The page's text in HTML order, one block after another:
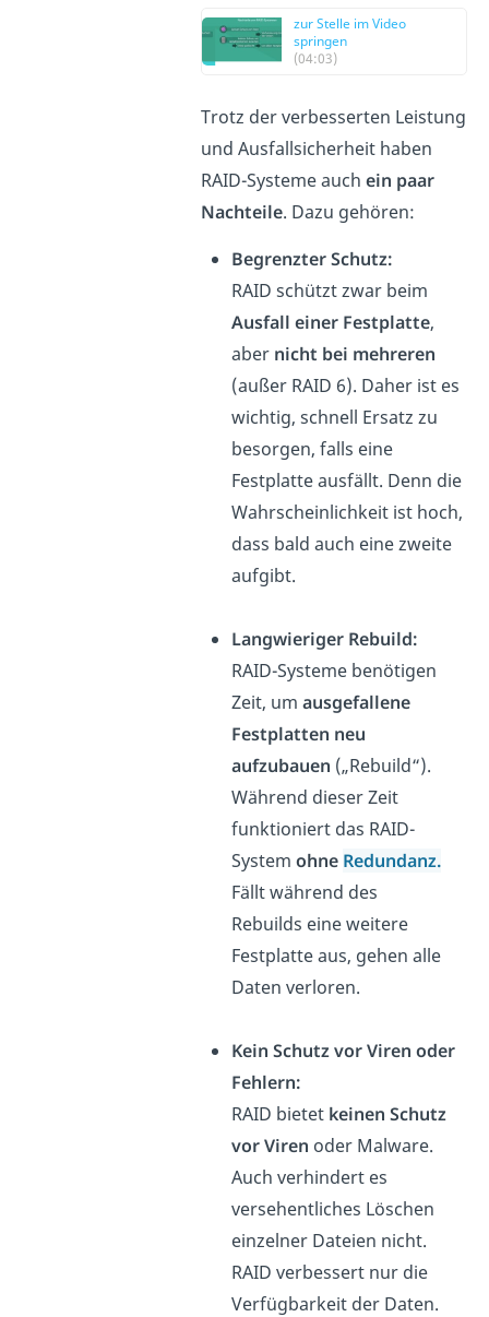
zur Stelle im Video
springen
(04:03)
Trotz der verbesserten Leistung
und Ausfallsicherheit haben
RAID-Systeme auchein paar
Nachteile. Dazu gehören:
Begrenzter Schutz:
RAID schützt zwar beim
Ausfall einer Festplatte,
aber nicht bei mehreren
(außer RAID 6). Daher ist es
wichtig, schnell Ersatz zu
besorgen, falls eine
Festplatte ausfällt. Denn die
Wahrscheinlichkeit ist hoch,
dass bald auch eine zweite
aufgibt.
Langwieriger Rebuild:
RAID-Systeme benötigen
Zeit, umausgefallene
Festplatten neu
aufzubauen („Rebuild“).
Während dieser Zeit
funktioniert das RAID-
Systemohne Redundanz.
Fällt während des
Rebuilds eine weitere
Festplatte aus, gehen alle
Daten verloren.
Kein Schutz vor Viren oder
Fehlern:
RAID bietet keinen Schutz
vor Viren oder Malware.
Auch verhindert es
versehentliches Löschen
einzelner Dateien nicht.
RAID verbessert nur die
Verfügbarkeit der Daten.